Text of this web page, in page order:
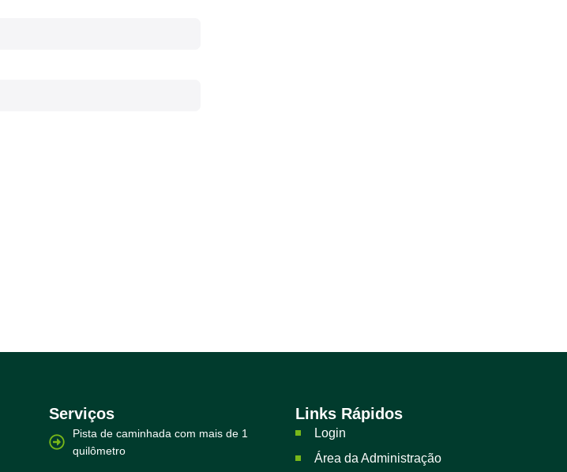
Serviços
Pista de caminhada com mais de 1
quilômetro
Links Rápidos
Login
Área da Administração